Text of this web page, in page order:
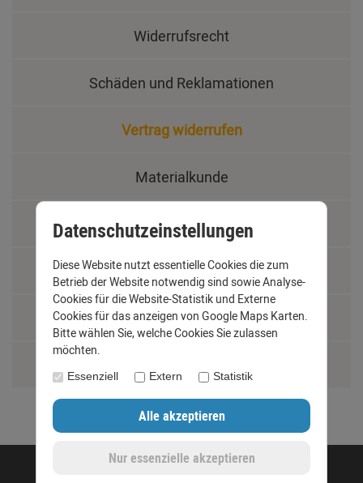
Widerrufsrecht
Schäden und Reklamationen
Vertrag widerrufen
Materialkunde
Fachbegriffe
Jobs
Montage und Installationshilfen
©opyright 2020 - www.dachrinnen-shop.de
Datenschutzeinstellungen
Diese Website nutzt essentielle Cookies die zum
Betrieb der Website notwendig sind sowie Analyse-
Cookies für die Website-Statistik und Externe
Cookies für das anzeigen von Google Maps Karten.
Bitte wählen Sie, welche Cookies Sie zulassen
möchten.
Essenziell Extern Statistik